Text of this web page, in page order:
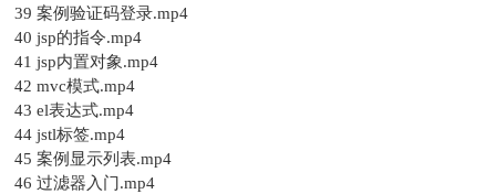
39 案例验证码登录.mp4
40 jsp的指令.mp4
41 jsp内置对象.mp4
42 mvc模式.mp4
43 el表达式.mp4
44 jstl标签.mp4
45 案例显示列表.mp4
46 过滤器入门.mp4